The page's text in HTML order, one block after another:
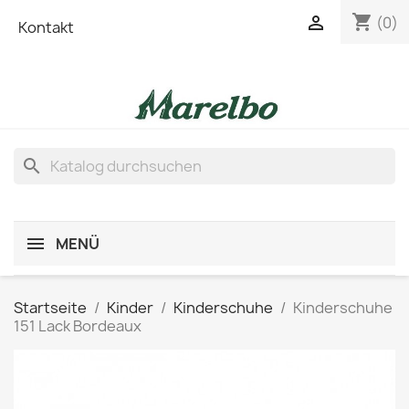
Kontakt shopping_cart (0)

search
MENÜ
Startseite Kinder Kinderschuhe
Kinderschuhe
151 Lack Bordeaux